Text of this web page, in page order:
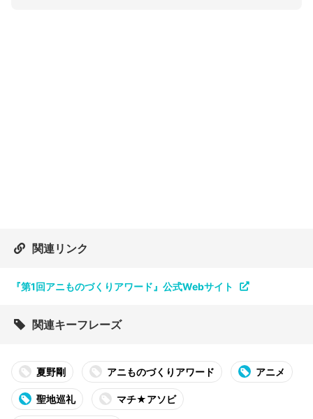
関連リンク
『第1回アニものづくりアワード』公式Webサイト
関連キーフレーズ
夏野剛 アニものづくりアワード アニメ
聖地巡礼 マチ★アソビ